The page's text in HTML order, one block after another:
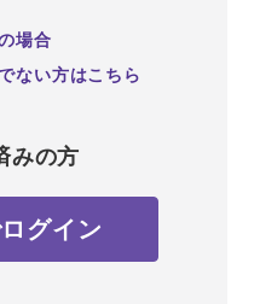
場合
ない方はこちら
みの方
グイン